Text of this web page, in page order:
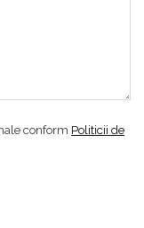
conform Politicii de